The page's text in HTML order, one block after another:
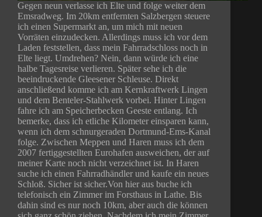
Gegen neun verlasse ich Elte und folge weiter dem
Emsradweg. Im 20km entfernten Salzbergen steuere
ich einen Supermarkt an, um mich mit neuen
Vorräten einzudecken. Allerdings muss ich vor dem
Laden feststellen, dass mein Fahrradschloss noch in
Elte liegt. Umdrehen? Nein, dann würde ich eine
halbe Tagesreise verlieren. Später sehe ich die
beeindruckende Gleesener Schleuse. Direkt
anschließend komme ich am Kernkraftwerk Lingen
und dem Benteler-Stahlwerk vorbei. Hinter Lingen
fahre ich am Speicherbecken Geeste entlang. Ich
bemerke, dass ich etliche Kilometer einsparen kann,
wenn ich dem schnurgeraden Dortmund-Ems-Kanal
folge. Zwischen Meppen und Haren muss ich dem
2007 fertiggestellten Eurohafen ausweichen, der auf
meiner Karte noch nicht verzeichnet ist. In Haren
suche ich einen Fahrradhändler und kaufe ein neues
Schloß. Sicher ist sicher.Von hier aus buche ich
telefonisch ein Zimmer im Forsthaus in Lathe. Bis
dahin sind es nur noch 10km, aber auch die können